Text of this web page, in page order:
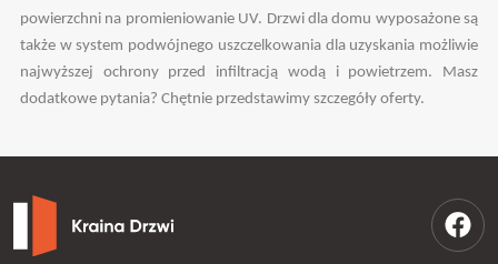
powierzchni na promieniowanie UV. Drzwi dla domu wyposażone są
także w system podwójnego uszczelkowania dla uzyskania możliwie
najwyższej ochrony przed infiltracją wodą i powietrzem. Masz
dodatkowe pytania? Chętnie przedstawimy szczegóły oferty.